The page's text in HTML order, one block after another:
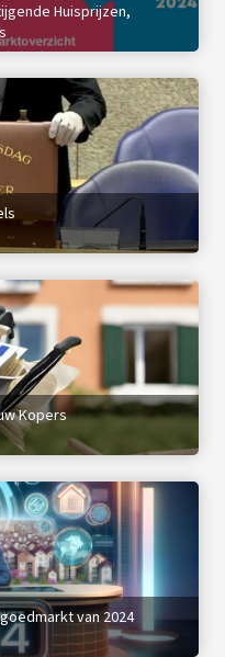
Huisprijzen,
Kopers
van 2024